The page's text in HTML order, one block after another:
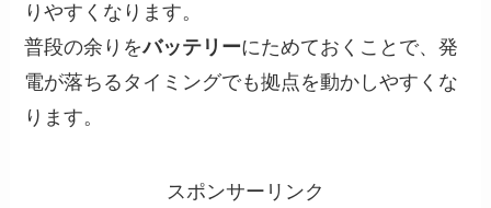
りやすくなります。
普段の余りをバッテリーにためておくことで、発
電が落ちるタイミングでも拠点を動かしやすくな
ります。
スポンサーリンク